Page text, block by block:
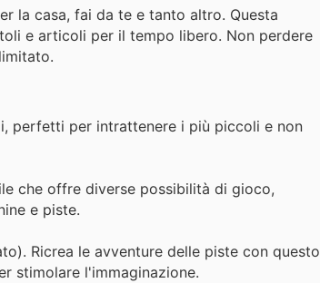
la casa, fai da te e tanto altro. Questa
e articoli per il tempo libero. Non perdere
perfetti per intrattenere i più piccoli e non
che offre diverse possibilità di gioco,
e piste.
Ricrea le avventure delle piste con questo
stimolare l'immaginazione.